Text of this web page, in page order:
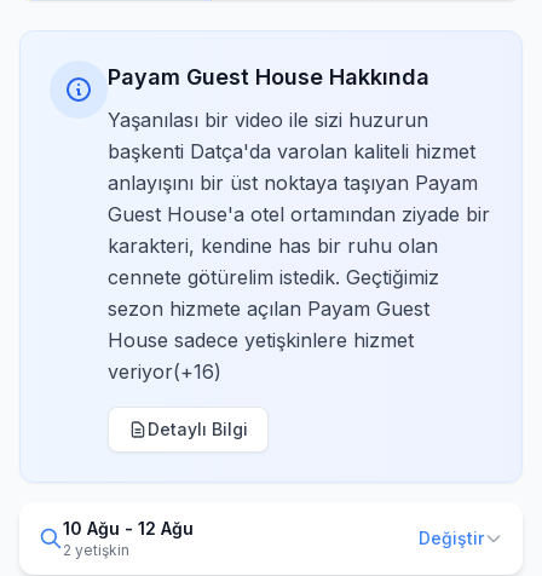
Payam Guest House Hakkında
Yaşanılası bir video ile sizi huzurun
başkenti Datça'da varolan kaliteli hizmet
anlayışını bir üst noktaya taşıyan Payam
Guest House'a otel ortamından ziyade bir
karakteri, kendine has bir ruhu olan
cennete götürelim istedik. Geçtiğimiz
sezon hizmete açılan Payam Guest
House sadece yetişkinlere hizmet
veriyor(+16)
Detaylı Bilgi
10 Ağu - 12 Ağu
2 yetişkin
Değiştir